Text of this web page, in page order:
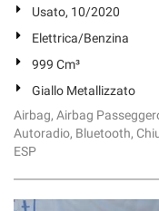
Usato, 10/2020
Elettrica/Benzina
999 Cm³
Giallo Metallizzato
Airbag, Airbag
Autoradio, Bluetooth,
ESP